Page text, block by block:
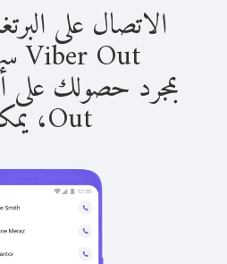
الاتصال على
Viber Out سهل للغاية.
Out، يمكنك: